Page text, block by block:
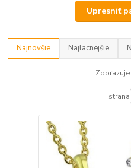
Upresniť
Najnovšie Najlacnejšie
strana